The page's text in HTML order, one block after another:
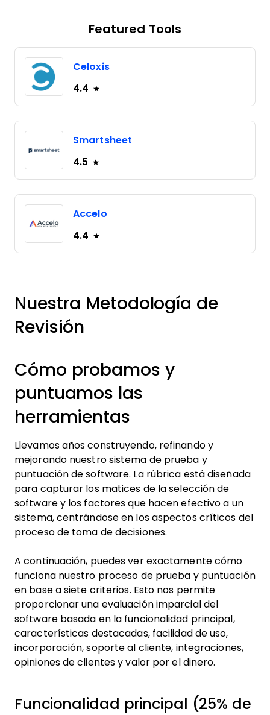
Featured Tools
Celoxis
4.4
Smartsheet
4.5
Accelo
4.4
Nuestra Metodología de
Revisión
Cómo probamos y
puntuamos las
herramientas
Llevamos años construyendo, refinando y
mejorando nuestro sistema de prueba y
puntuación de software. La rúbrica está diseñada
para capturar los matices de la selección de
software y los factores que hacen efectivo a un
sistema, centrándose en los aspectos críticos del
proceso de toma de decisiones.
A continuación, puedes ver exactamente cómo
funciona nuestro proceso de prueba y puntuación
en base a siete criterios. Esto nos permite
proporcionar una evaluación imparcial del
software basada en la funcionalidad principal,
características destacadas, facilidad de uso,
incorporación, soporte al cliente, integraciones,
opiniones de clientes y valor por el dinero.
Funcionalidad principal (25% de